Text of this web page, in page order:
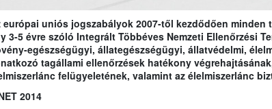
európai uniós jogszabályok 2007-től kezdődően minden
3-5 évre szóló Integrált Többéves Nemzeti Ellenőrzési
egészségügyi, állategészségügyi, állatvédelmi,
tagállami ellenőrzések hatékony
felügyeletének, valamint az élelmiszerlánc
2014